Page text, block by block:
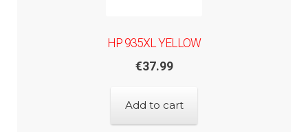
HP 935XL YELLOW
€37.99
Add to cart